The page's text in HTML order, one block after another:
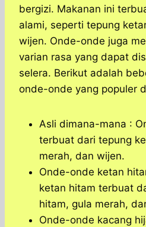
bergizi. Makanan ini
alami, seperti tepung
wijen. Onde-onde juga
varian rasa yang dapat
selera. Berikut adalah
onde-onde yang populer
Asli dimana-mana :
terbuat dari tepung
merah, dan wijen.
Onde-onde ketan
ketan hitam terbuat
hitam, gula merah,
Onde-onde kacang